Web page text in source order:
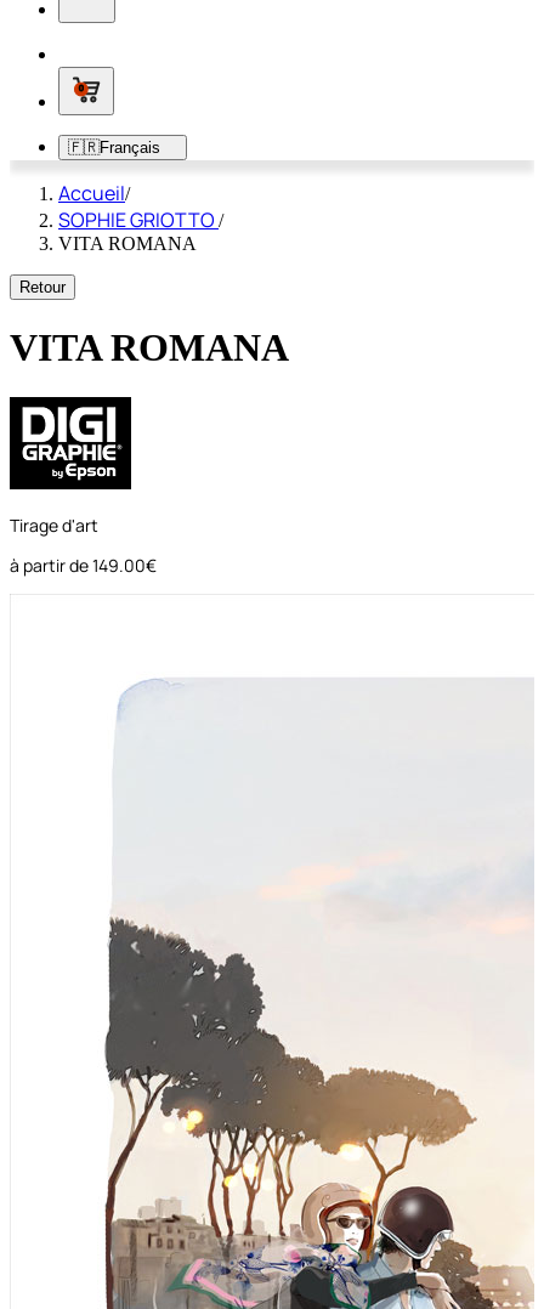
0
🇫🇷Français
Accueil/
SOPHIE GRIOTTO /
VITA ROMANA
Retour
VITA ROMANA
Tirage d'art
à partir de149.00€